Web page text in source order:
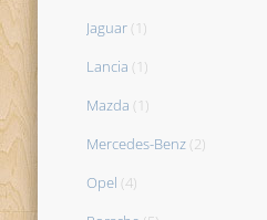
Jaguar (1)
Lancia (1)
Mazda (1)
Mercedes-Benz (2)
Opel (4)